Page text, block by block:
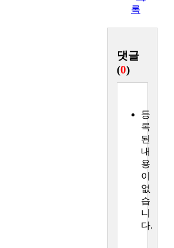
록
댓글
(0)
등
록
된
내
용
이
없
습
니
다.